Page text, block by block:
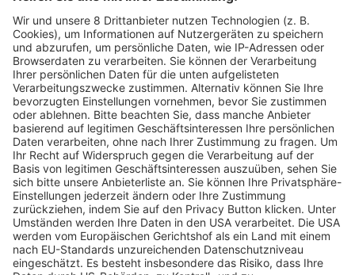
So war’s bei der Schülertalkshow
„Nachgefragt“ mit Comedy-Star Max